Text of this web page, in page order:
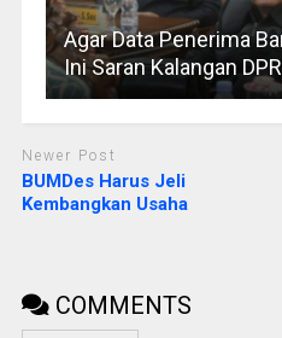
Agar Data Penerima
Ini Saran Kalangan
Newer Post
BUMDes Harus Jeli
Kembangkan Usaha
COMMENTS